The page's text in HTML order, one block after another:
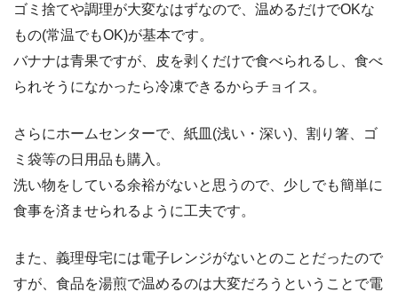
ゴミ捨てや調理が大変なはずなので、温めるだけでOKな
もの(常温でもOK)が基本です。
バナナは青果ですが、皮を剥くだけで食べられるし、食べ
られそうになかったら冷凍できるからチョイス。
さらにホームセンターで、紙皿(浅い・深い)、割り箸、ゴ
ミ袋等の日用品も購入。
洗い物をしている余裕がないと思うので、少しでも簡単に
食事を済ませられるように工夫です。
また、義理母宅には電子レンジがないとのことだったので
すが、食品を湯煎で温めるのは大変だろうということで電